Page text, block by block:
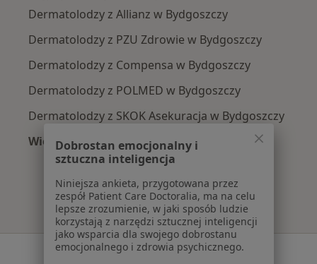
Dermatolodzy z Allianz w Bydgoszczy
Dermatolodzy z PZU Zdrowie w Bydgoszczy
Dermatolodzy z Compensa w Bydgoszczy
Dermatolodzy z POLMED w Bydgoszczy
Dermatolodzy z SKOK Asekuracja w Bydgoszczy
Więcej (2)
Więcej w kategorii: Najpopularniejsze
Serwis
Dobrostan emocjonalny i
sztuczna inteligencja
Niniejsza ankieta, przygotowana przez
zespół Patient Care Doctoralia, ma na celu
lepsze zrozumienie, w jaki sposób ludzie
korzystają z narzędzi sztucznej inteligencji
jako wsparcia dla swojego dobrostanu
emocjonalnego i zdrowia psychicznego.